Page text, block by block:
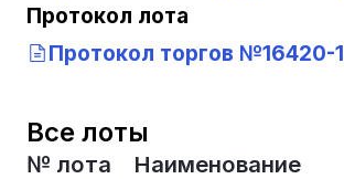
Протокол лота
Протокол торгов №16420-1
Все лоты
№ лота Наименование